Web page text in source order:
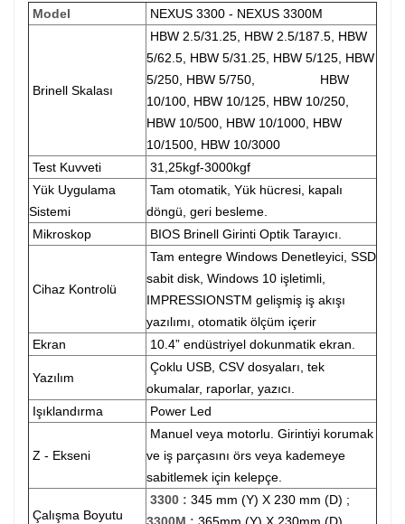
Model NEXUS 3300 - NEXUS 3300M
Brinell Skalası
HBW 2.5/31.25, HBW 2.5/187.5, HBW
5/62.5, HBW 5/31.25, HBW 5/125, HBW
5/250, HBW 5/750, HBW
10/100, HBW 10/125, HBW 10/250,
HBW 10/500, HBW 10/1000, HBW
10/1500, HBW 10/3000
Test Kuvveti
31,25kgf-3000kgf
Yük Uygulama
Sistemi
Tam otomatik, Yük hücresi, kapalı
döngü, geri besleme.
Mikroskop
BIOS Brinell Girinti Optik Tarayıcı.
Cihaz Kontrolü
Tam entegre Windows Denetleyici, SSD
sabit disk, Windows 10 işletimli,
IMPRESSIONSTM gelişmiş iş akışı
yazılımı, otomatik ölçüm içerir
Ekran
10.4” endüstriyel dokunmatik ekran.
Yazılım
Çoklu USB, CSV dosyaları, tek
okumalar, raporlar, yazıcı.
Işıklandırma
Power Led
Z - Ekseni
Manuel veya motorlu. Girintiyi korumak
ve iş parçasını örs veya kademeye
sabitlemek için kelepçe.
Çalışma Boyutu
3300 : 345 mm (Y) X 230 mm (D) ;